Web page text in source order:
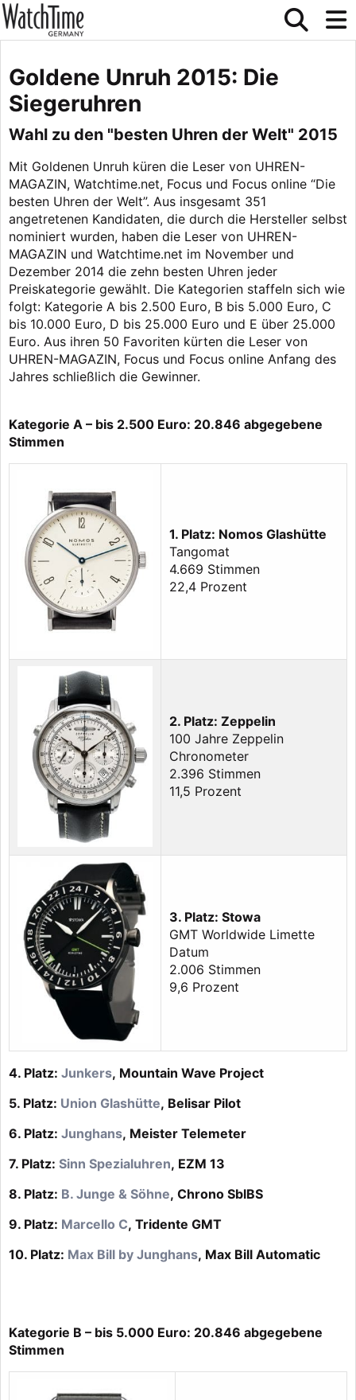
Goldene Unruh 2015: Die
Siegeruhren
Wahl zu den "besten Uhren der Welt" 2015
Mit Goldenen Unruh küren die Leser von UHREN-
MAGAZIN, Watchtime.net, Focus und Focus online “Die
besten Uhren der Welt”. Aus insgesamt 351
angetretenen Kandidaten, die durch die Hersteller selbst
nominiert wurden, haben die Leser von UHREN-
MAGAZIN und Watchtime.net im November und
Dezember 2014 die zehn besten Uhren jeder
Preiskategorie gewählt. Die Kategorien staffeln sich wie
folgt: Kategorie A bis 2.500 Euro, B bis 5.000 Euro, C
bis 10.000 Euro, D bis 25.000 Euro und E über 25.000
Euro. Aus ihren 50 Favoriten kürten die Leser von
UHREN-MAGAZIN, Focus und Focus online Anfang des
Jahres schließlich die Gewinner.
Kategorie A – bis 2.500 Euro: 20.846 abgegebene
Stimmen
1. Platz: Nomos Glashütte
Tangomat
4.669 Stimmen
22,4 Prozent
2. Platz: Zeppelin
100 Jahre Zeppelin
Chronometer
2.396 Stimmen
11,5 Prozent
3. Platz: Stowa
GMT Worldwide Limette
Datum
2.006 Stimmen
9,6 Prozent
4. Platz: Junkers, Mountain Wave Project
5. Platz: Union Glashütte, Belisar Pilot
6. Platz: Junghans, Meister Telemeter
7. Platz: Sinn Spezialuhren, EZM 13
8. Platz: B. Junge & Söhne, Chrono SblBS
9. Platz: Marcello C, Tridente GMT
10. Platz: Max Bill by Junghans, Max Bill Automatic
Kategorie B – bis 5.000 Euro: 20.846 abgegebene
Stimmen